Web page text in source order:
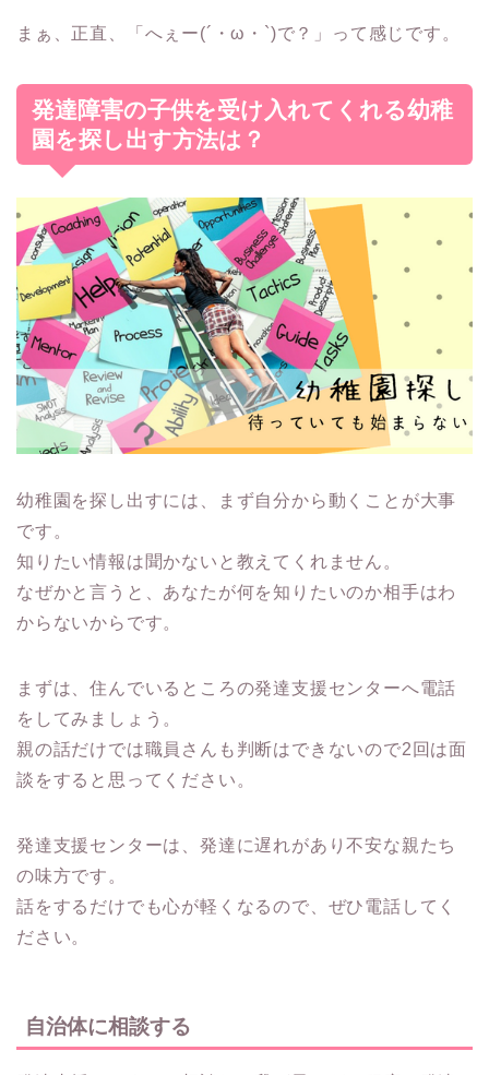
まぁ、正直、「へぇー(´・ω・`)で？」って感じです。
発達障害の子供を受け入れてくれる幼稚
園を探し出す方法は？
幼稚園を探し出すには、
まず自分から動くことが大事
です。
知りたい情報は聞かないと教えてくれません。
なぜかと言うと、あなたが何を知りたいのか相手はわ
からないからです。
まずは、住んでいるところの発達支援センターへ電話
をしてみましょう。
親の話だけでは職員さんも判断はできないので2回は面
談をする と思ってください。
発達支援センターは、発達に遅れがあり不安な親たち
の味方です。
話をするだけでも心が軽くなるので、ぜひ電話してく
ださい。
自治体に相談する